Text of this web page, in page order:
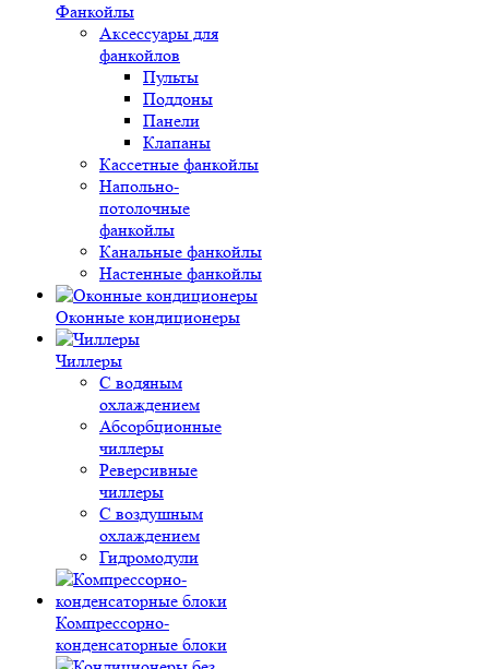
Фанкойлы
Аксессуары для
фанкойлов
Пульты
Поддоны
Панели
Клапаны
Кассетные фанкойлы
Напольно-
потолочные
фанкойлы
Канальные фанкойлы
Настенные фанкойлы
Оконные кондиционеры
Чиллеры
С водяным
охлаждением
Абсорбционные
чиллеры
Реверсивные
чиллеры
С воздушным
охлаждением
Гидромодули
Компрессорно-
конденсаторные блоки